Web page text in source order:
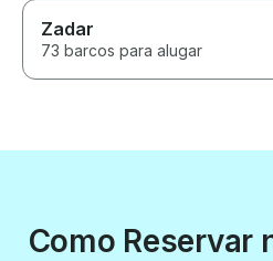
Zadar
73 barcos para alugar
Como Reservar